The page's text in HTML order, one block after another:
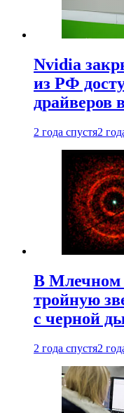
Nvidia
из РФ
драйверов
2 года спустя2
В Млечном
тройную
с черной
2 года спустя2